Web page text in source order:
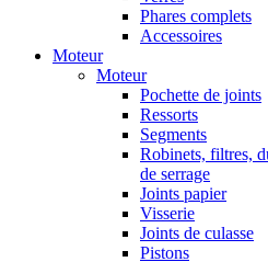
Phares complets
Accessoires
Moteur
Moteur
Pochette de joints
Ressorts
Segments
Robinets, filtres,
de serrage
Joints papier
Visserie
Joints de culasse
Pistons